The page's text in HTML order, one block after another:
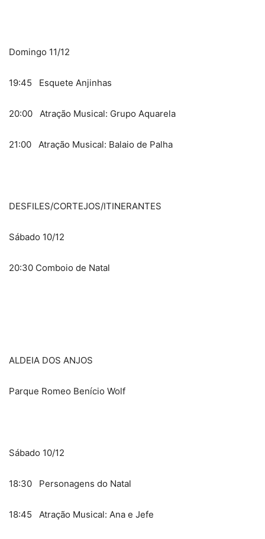
Domingo 11/12
19:45 Esquete Anjinhas
20:00 Atração Musical: Grupo Aquarela
21:00 Atração Musical: Balaio de Palha
DESFILES/CORTEJOS/ITINERANTES
Sábado 10/12
20:30 Comboio de Natal
ALDEIA DOS ANJOS
Parque Romeo Benício Wolf
Sábado 10/12
18:30 Personagens do Natal
18:45 Atração Musical: Ana e Jefe